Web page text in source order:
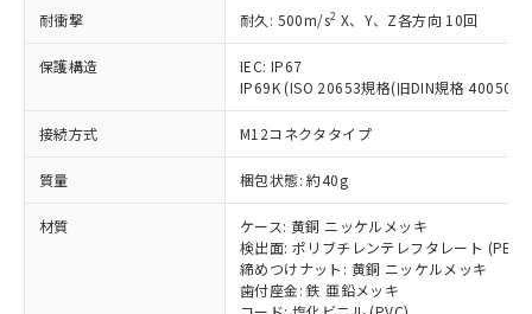
耐衝撃 耐久: 500m/s2 X、Y、Z各方向 10回
保護構造
IEC: IP67
IP69K (ISO 20653規格(旧DIN規格 40050
接続方式 M12コネクタタイプ
質量 梱包状態: 約40g
材質
ケース: 黄銅 ニッケルメッキ
検出面: ポリブチレンテレフタレート (PBT)
締めつけナット: 黄銅 ニッケルメッキ
歯付座金: 鉄 亜鉛メッキ
了承ください。
正式な納期状況および標準価格はお客
様のお取引先、またはお客様担当のオ
ムロン制御機器販売店・当社販売員に
ご相談ください。
オムロン制御機器販売店や当社販売拠
販売ネットワーク
」をご確認
在庫状況および標準価格結果を当社の
事前の承諾なく第三者に漏洩または開
示しないようお願いします。
マイパーツ機能（部品リスト作成サー
ビス）をご利用いただくには、I-Web
(PBDE) 1000ppm以下、フタル酸ビス(2-エチルヘキシ
ル) (DEHP)(別名：DOP) 1000ppm以下、フタル酸ブチ
ルベンジル（BBP） 1000ppm以下、フタル酸ジブチル
（DBP） 1000ppm以下、フタル酸ジイソブチル
但し、RoHS指令で産業用監視および制御機器に対する
適用除外項目は除く。
フタル酸エステル類の４物質については閾値を超える意
図的な使用がないことを確認しています。
部品在庫の切り替え状況などにより、予定
月が前後することがあります。
ニル類) : 1000ppm、 PBDEs(ポリ臭化ジフェニルエーテ
DBP(フタル酸ジブチル) : 1000ppm、 DIBP(フタル酸ジ
イソブチル) : 1000ppm、 BBP(フタル酸ブチルベンジ
DEHP(フタル酸ビス(2-エチルヘキシル)) : 1000ppm
※2 環境保護使用期限
「ｅ」：有害物質（10物質）のすべてが基
準値以下であることを示します。
「10」：通常の使用状況下において有害物
質が外部に漏えいし、環境に深刻な影響を
当社は規制貨物を破棄する場合は、完
全に破砕するなど、違法に輸出されな
いよう必要な手段を講じます。
当社は貴社製品を、核兵器、ミサイ
ル、化学兵器、生物兵器またはその他
武器並びにこれらの製造装置等に一切
使用いたしません。
当社は、貴社製品を第三者に販売する
場合は、上記1、2および3の内容を当
該第三者に通知します。また当社は、
販売先および販売に係わる関係者が違
法に輸出するおそれがある場合は、取
一定数以上の在庫あり
一定数には満たないが在庫あり
在庫なし(最新の在庫状況につ
いては、お客様のお取引先、ま
たはお客様担当のオムロン制御
機器販売店・当社販売員にご確
認ください)
受注生産機種、また在庫状況の